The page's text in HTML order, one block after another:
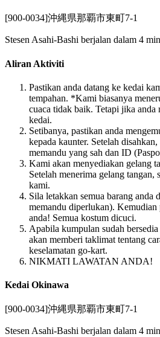
[900-0034]沖縄県那覇市東町7-1
Stesen Asahi-Bashi berjalan dalam 4
Aliran Aktiviti
Pastikan anda datang ke kedai
tempahan. *Kami biasanya
cuaca tidak baik. Tetapi jika anda
kedai.
Setibanya, pastikan anda
kepada kaunter. Setelah
memandu yang sah dan ID
Kami akan menyediakan gelang
Setelah menerima gelang
kami.
Sila letakkan semua barang anda
memandu diperlukan).
anda! Semua kostum dicuci.
Apabila kumpulan sudah
akan memberi taklimat tentang
keselamatan go-kart.
NIKMATI LAWATAN ANDA!
Kedai Okinawa
[900-0034]沖縄県那覇市東町7-1
Stesen Asahi-Bashi berjalan dalam 4